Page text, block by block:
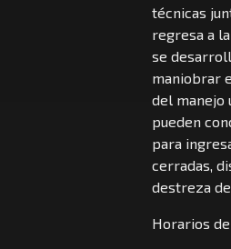
técnicas
regresa a
se
maniobrar
del manejo
pueden
para
cerradas,
destreza
Horarios